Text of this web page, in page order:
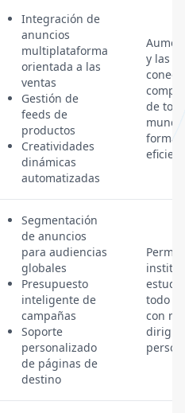
Integración de
anuncios
multiplataforma
orientada a las
ventas
Gestión de
feeds de
productos
Creatividades
dinámicas
automatizadas
y las
de
forma
Segmentación
de anuncios
para audiencias
globales
Presupuesto
inteligente de
campañas
Soporte
personalizado
de páginas de
destino
todo
con